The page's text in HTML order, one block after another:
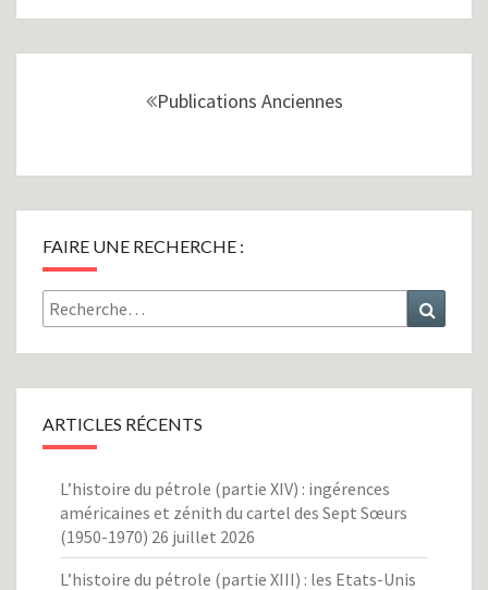
articles
Publications Anciennes
FAIRE UNE RECHERCHE :
Rechercher :
ARTICLES RÉCENTS
L’histoire du pétrole (partie XIV) : ingérences
américaines et zénith du cartel des Sept Sœurs
(1950-1970) 26 juillet 2026
L’histoire du pétrole (partie XIII) : les Etats-Unis